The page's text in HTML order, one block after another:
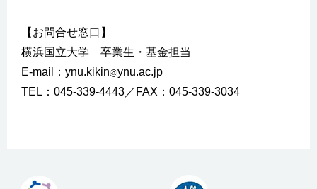
【お問合せ窓口】
横浜国立大学 卒業生・基金担当
E-mail：ynu.kikin
ynu.ac.jp
TEL：045-339-4443／FAX：045-339-3034